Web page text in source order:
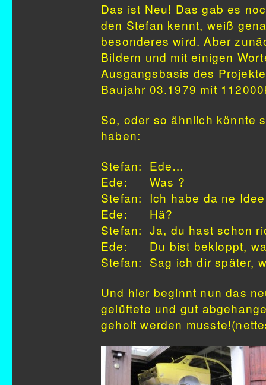
Das ist Neu! Das gab es
den Stefan kennt, weiß
besonderes wird. Aber
Bildern und mit einigen
Ausgangsbasis des
Baujahr 03.1979 mit
So, oder so ähnlich könnte
haben:
Stefan: Ede…
Ede: Was ?
Stefan: Ich habe da ne
Ede: Hä?
Stefan: Ja, du hast schon
Ede: Du bist bekloppt,
Stefan: Sag ich dir später,
Und hier beginnt nun das
gelüftete und gut
geholt werden